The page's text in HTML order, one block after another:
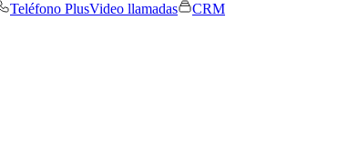
Teléfono PlusVideo llamadas
CRM